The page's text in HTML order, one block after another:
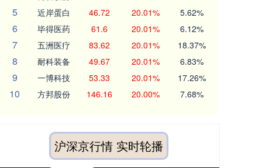
5 近岸蛋白 46.72 20.01% 5.62%
6 毕得医药 61.6 20.01% 6.12%
7 五洲医疗 83.62 20.01% 18.37%
8 耐科装备 49.67 20.01% 6.83%
9 一博科技 53.33 20.01% 17.26%
10 方邦股份 146.16 20.00% 7.68%
沪深京行情 实时轮播